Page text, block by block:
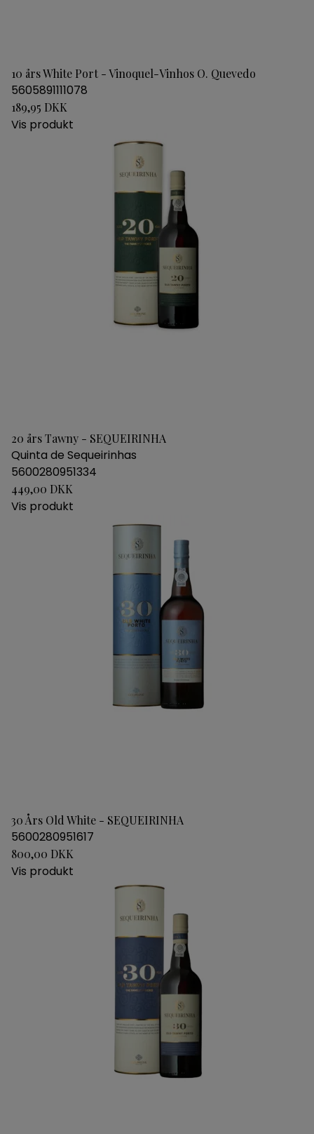
10 års White Port - Vinoquel-Vinhos O. Quevedo
5605891111078
189,95 DKK
Vis produkt
20 års Tawny - SEQUEIRINHA
Quinta de Sequeirinhas
5600280951334
449,00 DKK
Vis produkt
30 Års Old White - SEQUEIRINHA
5600280951617
800,00 DKK
Vis produkt